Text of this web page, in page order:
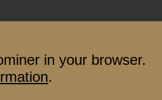
in your browser.
.